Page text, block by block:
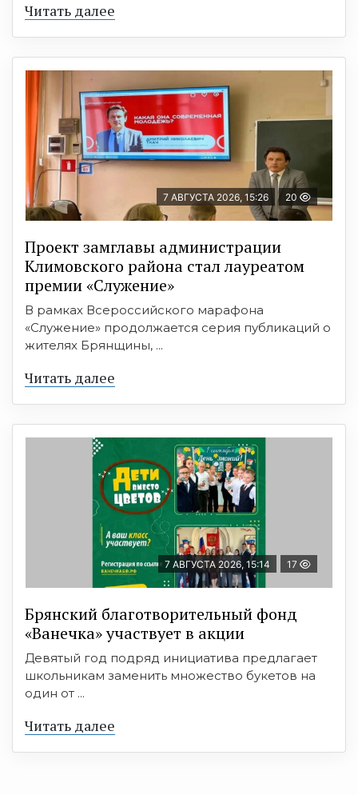
Читать далее
7 АВГУСТА 2026, 15:26 20
Проект замглавы администрации
Климовского района стал лауреатом
премии «Служение»
В рамках Всероссийского марафона
«Служение» продолжается серия публикаций о
жителях Брянщины, ...
Читать далее
7 АВГУСТА 2026, 15:14 17
Брянский благотворительный фонд
«Ванечка» участвует в акции
Девятый год подряд инициатива предлагает
школьникам заменить множество букетов на
один от ...
Читать далее